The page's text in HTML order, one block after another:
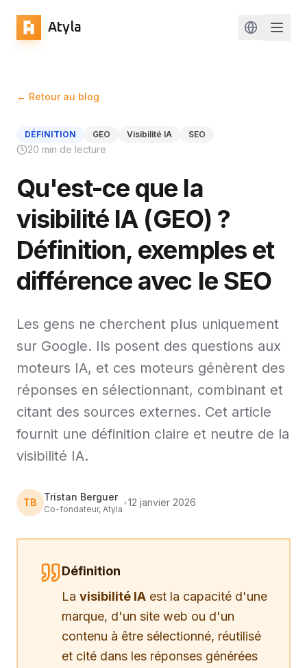
Atyla Change
← Retour au blog
DÉFINITION GEO Visibilité IA SEO
20 min de lecture
Qu'est-ce que la
visibilité IA (GEO) ?
Définition, exemples et
différence avec le SEO
Les gens ne cherchent plus uniquement
sur Google. Ils posent des questions aux
moteurs IA, et ces moteurs génèrent des
réponses en sélectionnant, combinant et
citant des sources externes. Cet article
fournit une définition claire et neutre de la
visibilité IA.
TB Tristan Berguer
Co-fondateur, Atyla
•12 janvier 2026
Définition
La visibilité IA est la capacité d'une
marque, d'un site web ou d'un
contenu à être sélectionné, réutilisé
et cité dans les réponses générées